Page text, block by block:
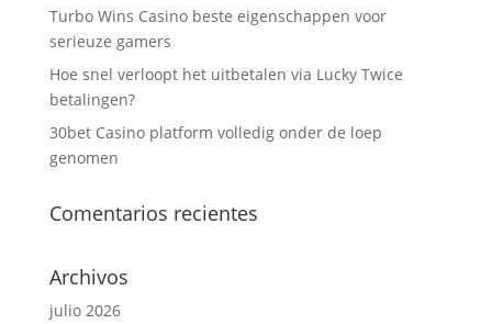
Turbo Wins Casino beste eigenschappen voor
serieuze gamers
Hoe snel verloopt het uitbetalen via Lucky Twice
betalingen?
30bet Casino platform volledig onder de loep
genomen
Comentarios recientes
Archivos
julio 2026